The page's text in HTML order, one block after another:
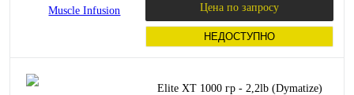
Цена по запросу
НЕДОСТУПНО
Elite XT 1000 гр - 2,2lb (Dymatize)